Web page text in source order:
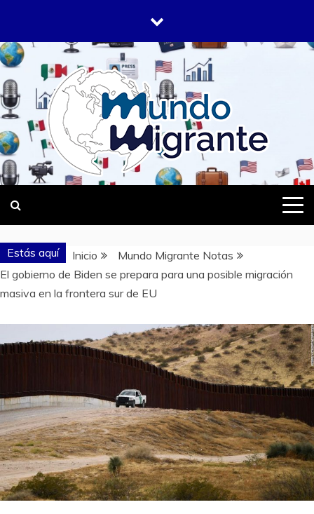
contenido
MUNDO
MIGRANTE
DONDE TODOS SOMOS MIGRANTES
Estás aquí Inicio
Mundo Migrante Notas
El gobierno de Biden se prepara para una posible migración
masiva en la frontera sur de EU